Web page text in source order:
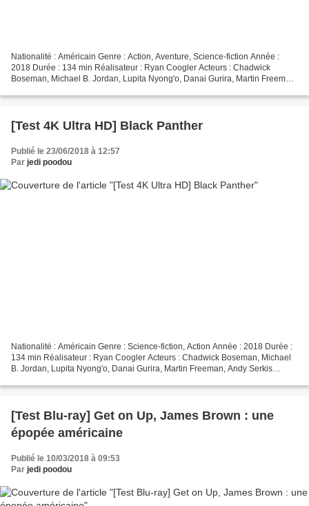
Nationalité : Américain Genre : Action, Aventure, Science-fiction Année :
2018 Durée : 134 min Réalisateur : Ryan Coogler Acteurs : Chadwick
Boseman, Michael B. Jordan, Lupita Nyong'o, Danai Gurira, Martin Freeman
[Test 4K Ultra HD] Black Panther
Publié le 23/06/2018 à 12:57
Par jedi poodou
Nationalité : Américain Genre : Science-fiction, Action Année : 2018 Durée :
134 min Réalisateur : Ryan Coogler Acteurs : Chadwick Boseman, Michael
B. Jordan, Lupita Nyong'o, Danai Gurira, Martin Freeman, Andy Serkis
[Test Blu-ray] Get on Up, James Brown : une
épopée américaine
Publié le 10/03/2018 à 09:53
Par jedi poodou